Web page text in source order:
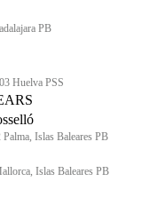
PB
Huelva PSS
Islas Baleares PB
Islas Baleares PB